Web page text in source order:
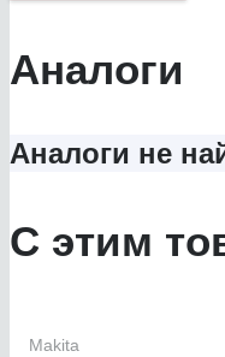
Аналоги
Аналоги не
С этим
Makita